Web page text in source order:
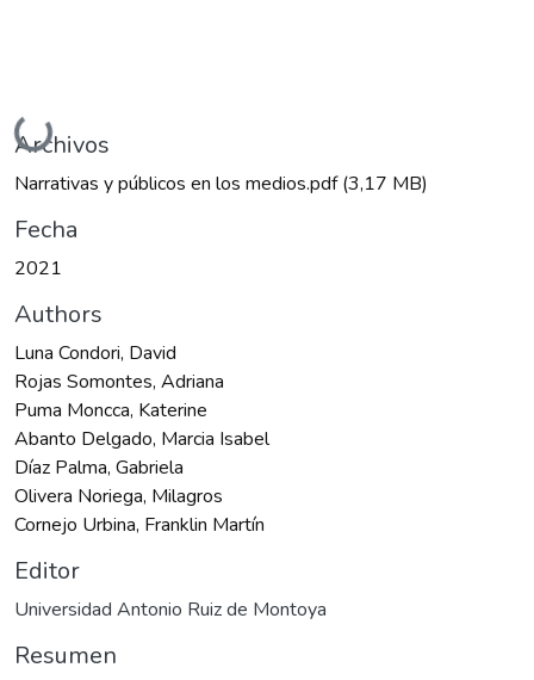
Cargando...
Archivos
Narrativas y públicos en los medios.pdf(3,17 MB)
Fecha
2021
Authors
Luna Condori, David
Rojas Somontes, Adriana
Puma Moncca, Katerine
Abanto Delgado, Marcia Isabel
Díaz Palma, Gabriela
Olivera Noriega, Milagros
Cornejo Urbina, Franklin Martín
Editor
Universidad Antonio Ruiz de Montoya
Resumen